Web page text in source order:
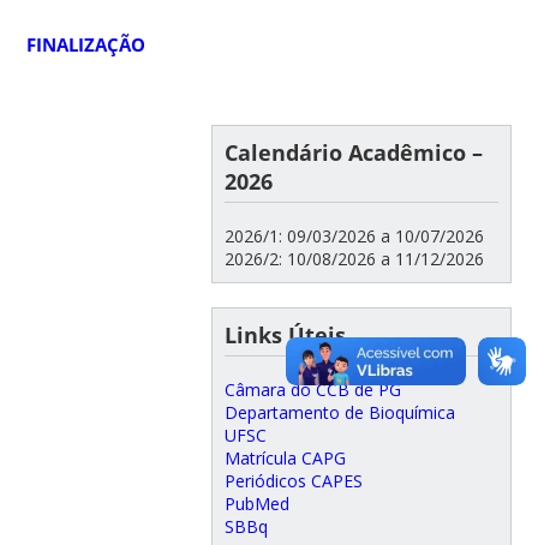
FINALIZAÇÃO
Calendário Acadêmico –
2026
2026/1: 09/03/2026 a 10/07/2026
2026/2: 10/08/2026 a 11/12/2026
Links Úteis
Câmara do CCB de PG
Departamento de Bioquímica
UFSC
Matrícula CAPG
Periódicos CAPES
PubMed
SBBq